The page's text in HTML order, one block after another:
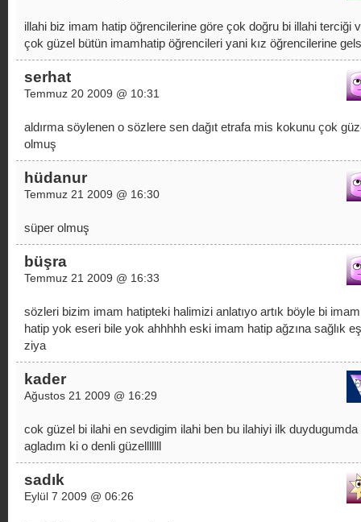
illahi biz imam hatip öğrencilerine göre çok doğru bi illahi terciği
çok güzel bütün imamhatip öğrencileri yani kız öğrencilerine
serhat
Temmuz 20 2009 @ 10:31
aldırma söylenen o sözlere sen dağıt etrafa mis kokunu çok
olmuş
hüdanur
Temmuz 21 2009 @ 16:30
süper olmuş
büşra
Temmuz 21 2009 @ 16:33
sözleri bizim imam hatipteki halimizi anlatıyo artık böyle bi imam
hatip yok eseri bile yok ahhhhh eski imam hatip ağzına sağlık
ziya
kader
Ağustos 21 2009 @ 16:29
cok güzel bi ilahi en sevdigim ilahi ben bu ilahiyi ilk duydugumda
agladım ki o denli güzelllllll
sadık
Eylül 7 2009 @ 06:26